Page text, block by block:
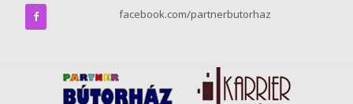
facebook.com/partnerbutorhaz